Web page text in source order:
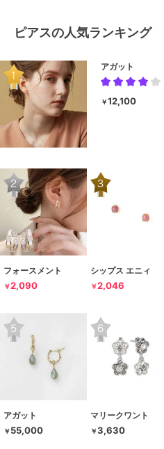
ピアスの人気ランキング
アガット
￥12,100
フォースメント
￥2,090
シップス エニィ
￥2,046
アガット
￥ 55,000
マリークワント
￥3,630